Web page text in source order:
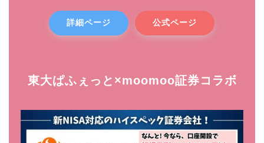
詳細ページ 公式ページ
東大ぱふぇっと×moomoo証券コラボ